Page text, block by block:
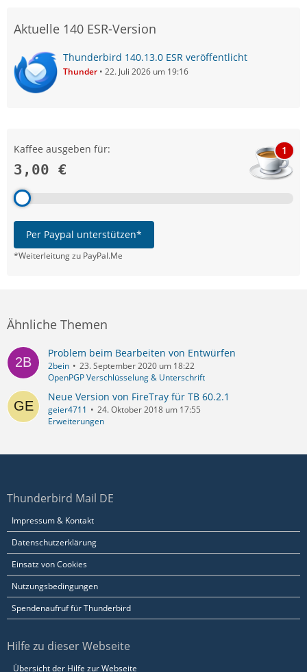
Aktuelle 140 ESR-Version
Thunderbird 140.13.0 ESR veröffentlicht
Thunder 22. Juli 2026 um 19:16
Kaffee ausgeben für:
3,00 €
1
Per Paypal unterstützen*
*Weiterleitung zu PayPal.Me
Ähnliche Themen
Problem beim Bearbeiten von Entwürfen
2bein
23. September 2020 um 18:22
OpenPGP Verschlüsselung & Unterschrift
Neue Version von FireTray für TB 60.2.1
geier4711
24. Oktober 2018 um 17:55
Erweiterungen
Thunderbird Mail DE
Impressum & Kontakt
Datenschutzerklärung
Einsatz von Cookies
Nutzungsbedingungen
Spendenaufruf für Thunderbird
Hilfe zu dieser Webseite
Übersicht der Hilfe zur Webseite